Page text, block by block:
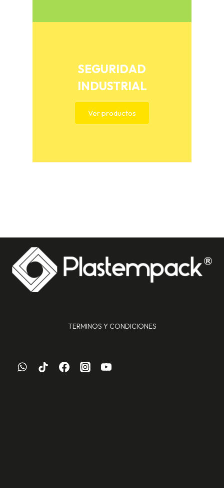
SEGURIDAD
INDUSTRIAL
Ver productos
TERMINOS Y CONDICIONES